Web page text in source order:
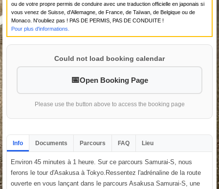
ou de votre propre permis de conduire avec une traduction officielle en japonais si
vous venez de Suisse, d'Allemagne, de France, de Taïwan, de Belgique ou de
Monaco. N'oubliez pas ! PAS DE PERMIS, PAS DE CONDUITE !
Pour plus d'informations.
Could not load booking calendar
Open Booking Page
Please use the button above to access the booking page
Info Documents Parcours FAQ Lieu
Environ 45 minutes à 1 heure. Sur ce parcours Samurai-S, nous
ferons le tour d'Asakusa à Tokyo.Ressentez l'adrénaline de la route
ouverte en vous lançant dans le parcours Asakusa Samurai-S, une